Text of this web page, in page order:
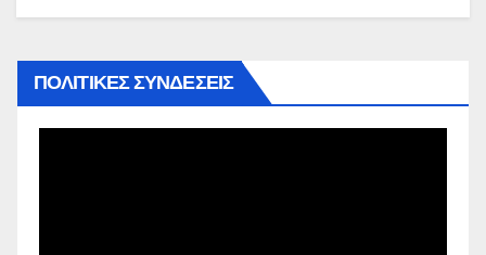
ΠΟΛΙΤΙΚΕΣ ΣΥΝΔΕΣΕΙΣ